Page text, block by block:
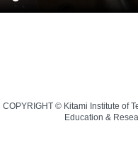
COPYRIGHT © Kitami Institute of
Education &